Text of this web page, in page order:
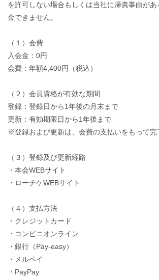
を許可しない場合もしくは当社に帰責事由があ
金できません。
（１）会費
入会金：0円
会費：年額4,400円（税込）
（２）会員資格が有効な期間
登録：登録日から1年後の月末まで
更新：有効期限日から1年後まで
※登録および更新は、会費の支払いをもって完
（３）登録及び更新経路
・本会WEBサイト
・ローチケWEBサイト
（４）支払方法
・クレジットカード
・コンビニオンライン
・銀行（Pay-easy）
・メルペイ
・PayPay